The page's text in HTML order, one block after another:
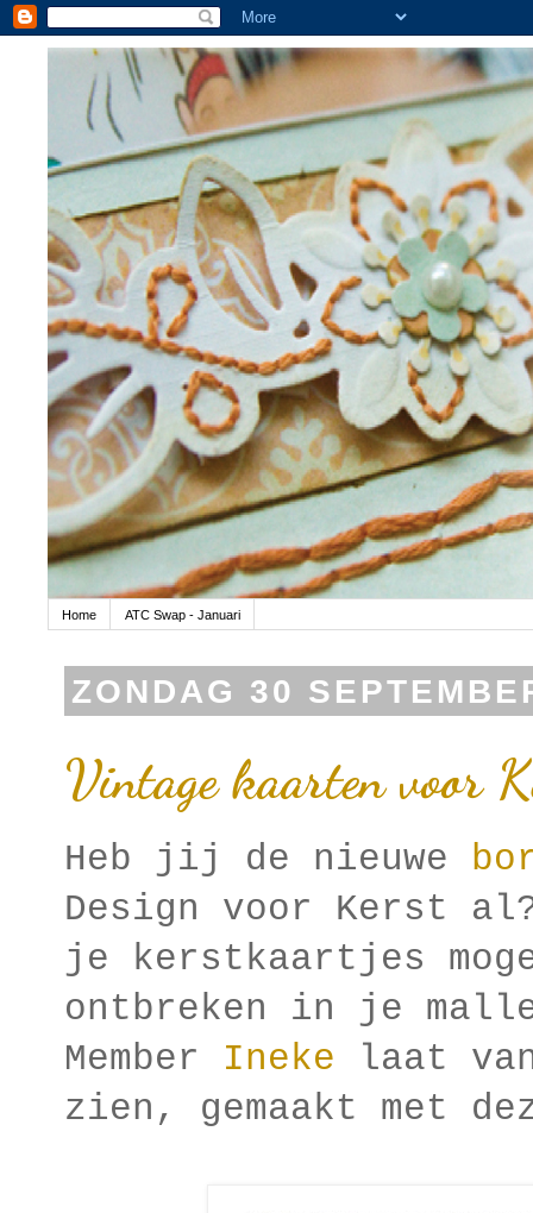
Home ATC Swap - Januari
ZONDAG 30
Vintage kaarten voor
Heb jij de nieuwe
Design voor Kerst
je kerstkaartjes
ontbreken in je
Member Ineke laat
zien, gemaakt met